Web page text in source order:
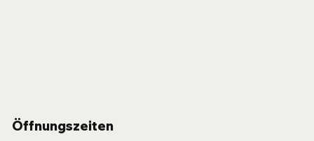
Öffnungszeiten